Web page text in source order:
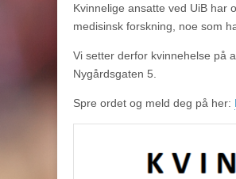
Kvinnelige ansatte ved UiB
medisinsk forskning, noe som
Vi setter derfor kvinnehelse på
Nygårdsgaten 5.
Spre ordet og meld deg på her: